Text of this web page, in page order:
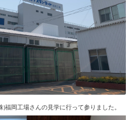
福岡工場さんの見学に行って参りました。